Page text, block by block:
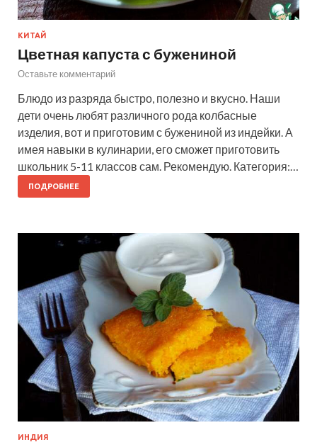
КИТАЙ
Цветная капуста с бужениной
Оставьте комментарий
Блюдо из разряда быстро, полезно и вкусно. Наши
дети очень любят различного рода колбасные
изделия, вот и приготовим с бужениной из индейки. А
имея навыки в кулинарии, его сможет приготовить
школьник 5-11 классов сам. Рекомендую. Категория:…
ПОДРОБНЕЕ
ИНДИЯ